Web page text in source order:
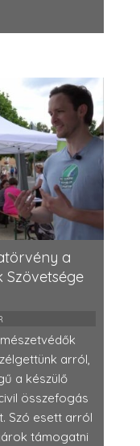
a
Szövetsége
arról,
a készülő
összefogás
Szó esett arról
támogatni